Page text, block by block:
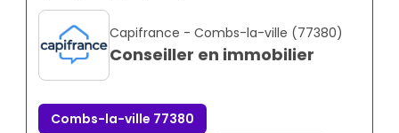
Capifrance - Combs-la-ville (77380)
Conseiller en immobilier
Combs-la-ville 77380